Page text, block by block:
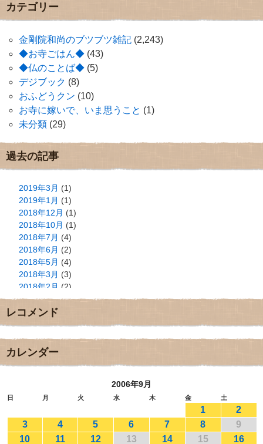
カテゴリー
金剛院和尚のブツブツ雑記 (2,243)
◆お寺ごはん◆ (43)
◆仏のことば◆ (5)
デジブック (8)
おふどうクン (10)
お寺に嫁いで、いま思うこと (1)
未分類 (29)
過去の記事
2019年3月 (1)
2019年1月 (1)
2018年12月 (1)
2018年10月 (1)
2018年7月 (4)
2018年6月 (2)
2018年5月 (4)
2018年3月 (3)
2018年2月 (2)
2018年1月(2)
2017年12月
2017年11月(3)
2017年9月
2017年8月
2017年5月
2017年3月(1)
2017年2月(1)
レコメンド
カレンダー
2006年9月
日 月 火 水 木 金 土
1
2
3
4 5 6 7 8
9
10
11 12 13 14 15 16